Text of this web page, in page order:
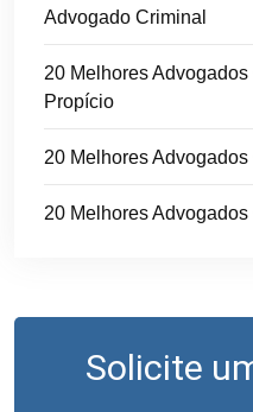
Advogado Criminal
20 Melhores
Propício
20 Melhores
20 Melhores
Solicite